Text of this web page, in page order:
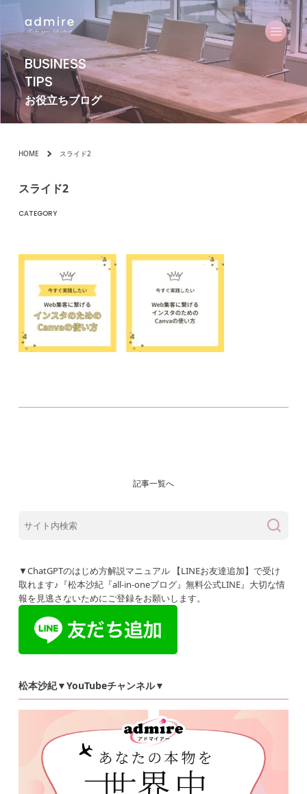
BUSINESS
TIPS
お役立ちブログ
HOME スライド2
スライド2
CATEGORY
記事一覧へ
▼ChatGPTのはじめ方解説マニュアル 【LINEお友達追加】で受け
取れます♪『松本沙紀『all-in-oneブログ』無料公式LINE』大切な情
報を見逃さないためにご登録をお願いします。
松本沙紀▼YouTubeチャンネル▼